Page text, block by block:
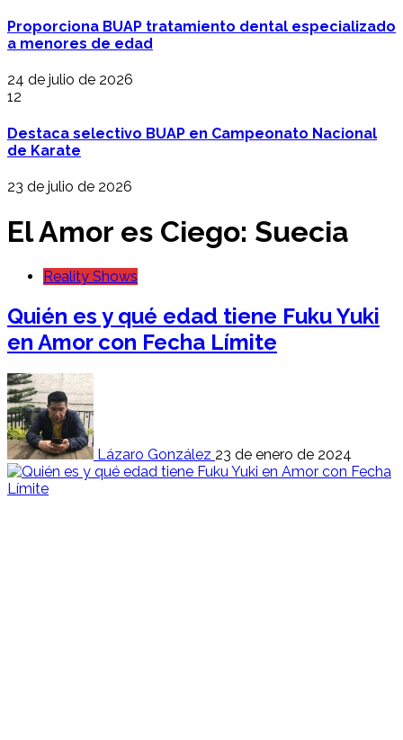
Proporciona BUAP tratamiento dental especializado
a menores de edad
24 de julio de 2026
12
Destaca selectivo BUAP en Campeonato Nacional
de Karate
23 de julio de 2026
El Amor es Ciego: Suecia
Reality Shows
Quién es y qué edad tiene Fuku Yuki
en Amor con Fecha Límite
Lázaro González 23 de enero de 2024